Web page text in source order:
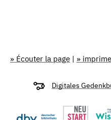
» Écouter la page | »
Digitales